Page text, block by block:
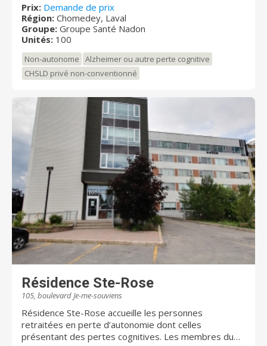
dynamique. Ces valeurs sont à la base de nos
interactions avec nos employés, peu importe leur
niveau de proximité avec nos résidents. Voici votre
quotidiennement l’excellence et l'innovation. Privilèges
et avantages Salaires supérieurs à ceux offerts dans
le secteur privé Établissement neuf et installations
modernes Engagé à devenir un Employeur de Choix
Programme d’aide aux employés (PAE) Possibilité
d’avancement Stationnement gratuit Proximité des
transports en commun Piste cyclable à proximité
Milieu de stage Reconnu pour son excellence Agréé
avec mention d'honneur lros de la dernière visite
d'Agrément Canada Satisfaction au travail à 97%
(Sondage Pulse - Agrément Canada) Meilleure note à
Laval lors des visites ministérielles
Prix: Demande de prix
Région: Chomedey, Laval
Groupe: Groupe Santé Nadon
Unités: 100
Non-autonome
Alzheimer ou autre perte cognitive
CHSLD privé non-conventionné
Résidence Ste-Rose
105, boulevard Je-me-souviens
Résidence Ste-Rose accueille les personnes
retraitées en perte d’autonomie dont celles
présentant des pertes cognitives. Les membres du